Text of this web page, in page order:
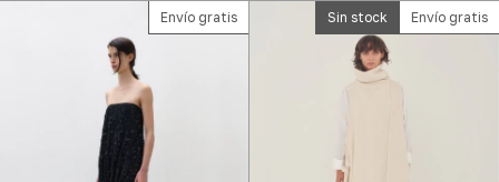
Envío gratis Sin stock Envío gratis